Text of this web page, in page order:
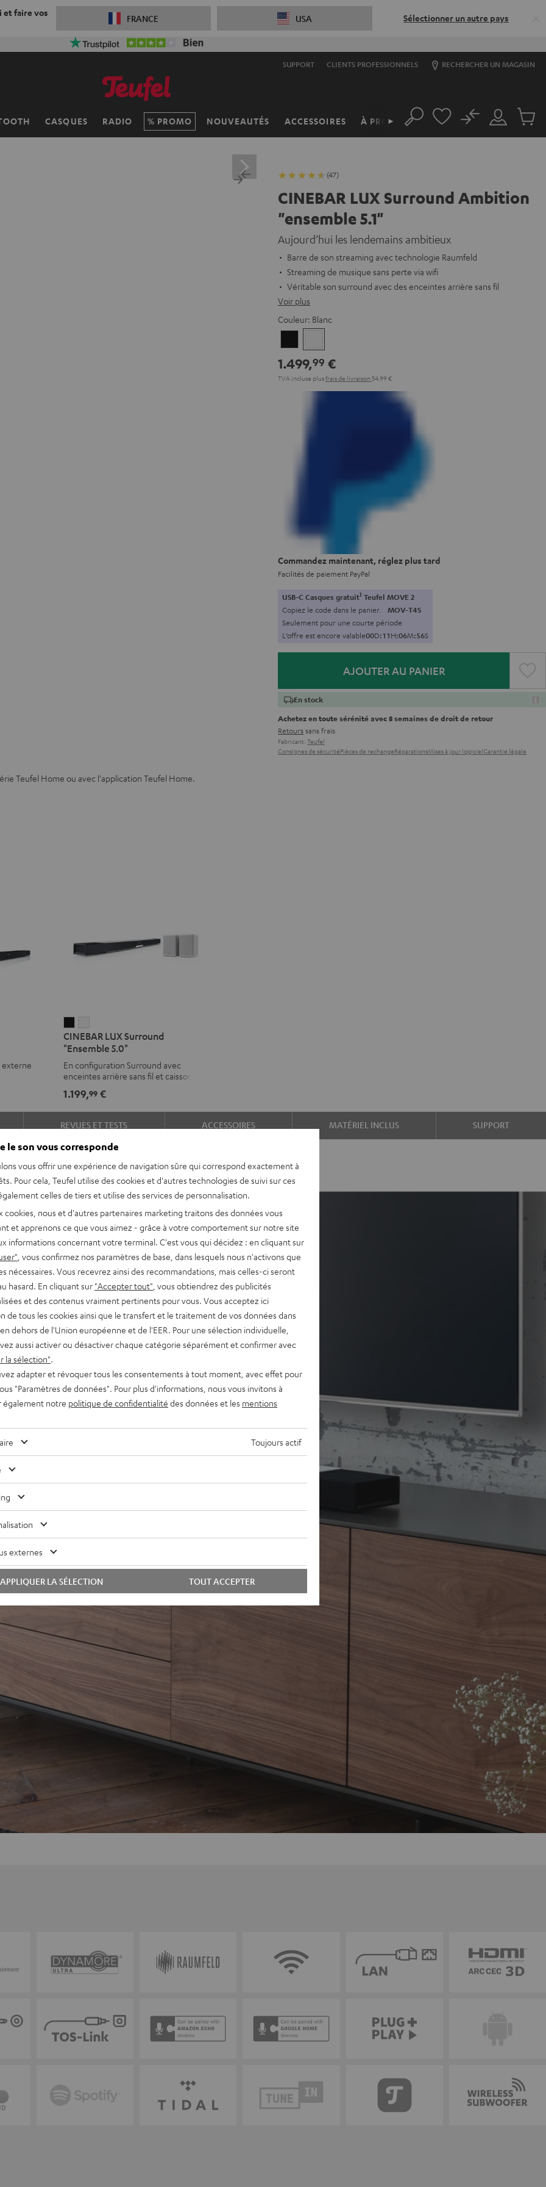
et faire vos
FRANCE USA Sélectionner un autre pays
SUPPORT CLIENTS PROFESSIONNELS RECHERCHER UN MAGASIN
CASQUES RADIO PROMO NOUVEAUTÉS ACCESSOIRES À PROPOS
► Rechercher
Mon
compte
No
(47)
CINEBAR LUX Surround Ambition
"ensemble 5.1"
Aujourd’hui les lendemains ambitieux
Barre de son streaming avec technologie Raumfeld
Streaming de musique sans perte via wifi
Véritable son surround avec des enceintes arrière sans fil
Voir plus
Couleur: Blanc
1.499,99 €
TVA incluse plusfrais de livraison 54,99 €
Commandez maintenant, réglez plus tard
Facilités de paiement PayPal
USB-C Casques gratuit1 Teufel MOVE 2
Copiez le code dans le panier. MOV-T4S
Seulement pour une courte période
L’offre est encore valable00D:11H:06M:55S
AJOUTER AU PANIER
En stock
Achetez en toute sérénité avec 8 semaines de droit de retour
Retourssans frais
Fabricant: Teufel
Consignes de sécuritéPièces de rechangeRéparationsMises à jour logicielGarantie légale
Teufel Home ou avec l'application Teufel Home.
externe
LUX
Surround
"Ensemble
5.0"
Noir
LUX
Surround
"Ensemble
5.0"
Blanc
CINEBAR LUX Surround
"Ensemble 5.0"
En configuration Surround avec
enceintes arrière sans fil et caisson de
1.199,99€
REVUES ET TESTS ACCESSOIRES MATÉRIEL INCLUS SUPPORT
Surround Effekt –
un ensemble.
et jeux
montées sur pied ou au
et un système à 2 voies
solide et stable
sonore en mesure de
haut au profit d’un son
audio HD, Multiroom)
TV, ARC pour
haut, possibilité de
du son, mode nuit
série Teufel Home ou
le son vous corresponde
vous offrir une expérience de navigation sûre qui correspond exactement à
Pour cela, Teufel utilise des cookies et d'autres technologies de suivi sur ces
celles de tiers et utilise des services de personnalisation.
cookies, nous et d'autres partenaires marketing traitons des données vous
et apprenons ce que vous aimez - grâce à votre comportement sur notre site
informations concernant votre terminal. C'est vous qui décidez : en cliquant sur
, vous confirmez nos paramètres de base, dans lesquels nous n'activons que
nécessaires. Vous recevrez ainsi des recommandations, mais celles-ci seront
hasard. En cliquant sur "Accepter tout" , vous obtiendrez des publicités
et des contenus vraiment pertinents pour vous. Vous acceptez ici
de tous les cookies ainsi que le transfert et le traitement de vos données dans
dehors de l'Union européenne et de l'EER. Pour une sélection individuelle,
aussi activer ou désactiver chaque catégorie séparément et confirmer avec
la sélection"
adapter et révoquer tous les consentements à tout moment, avec effet pour
"Paramètres de données". Pour plus d'informations, nous vous invitons à
également notre politique de confidentialité des données et les mentions
Toujours actif
externes
TOUT ACCEPTER
APPLIQUER LA SÉLECTION